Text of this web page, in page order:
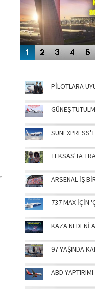
PİLOTLARA
GÜNEŞ
TEKSAS'TA
ARSENAL İŞ
737 MAX İÇİN
KAZA NEDENİ
97 YAŞINDA
ABD YAPTIRIMI